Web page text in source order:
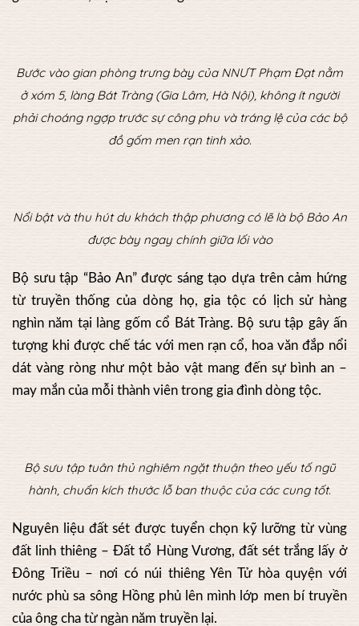
Bước vào gian phòng trưng bày của NNƯT Phạm Đạt nằm
ở xóm 5, làng Bát Tràng (Gia Lâm, Hà Nội), không ít người
phải choáng ngợp trước sự công phu và tráng lệ của các bộ
đồ gốm men rạn tinh xảo.
Nổi bật và thu hút du khách thập phương có lẽ là bộ Bảo An
được bày ngay chính giữa lối vào
Bộ sưu tập “Bảo An” được sáng tạo dựa trên cảm hứng
từ truyền thống của dòng họ, gia tộc có lịch sử hàng
nghìn năm tại làng gốm cổ Bát Tràng. Bộ sưu tập gây ấn
tượng khi được chế tác với men rạn cổ, hoa văn đắp nổi
dát vàng ròng như một bảo vật mang đến sự bình an –
may mắn của mỗi thành viên trong gia đình dòng tộc.
Bộ sưu tập tuân thủ nghiêm ngặt thuận theo yếu tố ngũ
hành, chuẩn kích thước lỗ ban thuộc của các cung tốt.
Nguyên liệu đất sét được tuyển chọn kỹ lưỡng từ vùng
đất linh thiêng – Đất tổ Hùng Vương, đất sét trắng lấy ở
Đông Triều – nơi có núi thiêng Yên Tử hòa quyện với
nước phù sa sông Hồng phủ lên mình lớp men bí truyền
của ông cha từ ngàn năm truyền lại.